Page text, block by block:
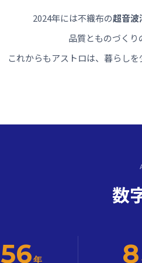
2024年には不織布の超音波
品質とものづくり
これからもアストロは、暮らし
数
56年 8